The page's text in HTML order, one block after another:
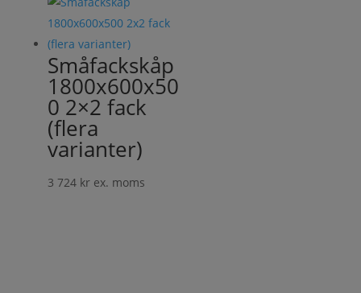
Småfackskåp
1800x600x50
0 2×2 fack
(flera
varianter)
3 724 kr ex. moms